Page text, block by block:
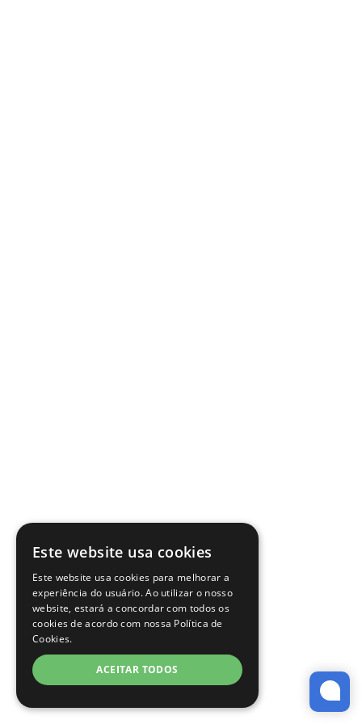
Este website usa cookies
Este website usa cookies para melhorar a
experiência do usuário. Ao utilizar o nosso
website, estará a concordar com todos os
cookies de acordo com nossa Política de
Cookies.
ACEITAR TODOS